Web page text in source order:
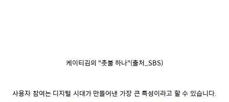
케이티김의 "촛불 하나"(출처_SBS)
사용자 참여는 디지털 시대가 만들어낸 가장 큰 특성이라고 할 수 있습니다.